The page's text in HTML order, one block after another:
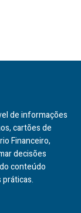
de informações
cartões de
Financeiro,
decisões
conteúdo